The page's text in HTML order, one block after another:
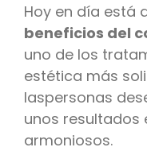
Hoy en día está
beneficios del
uno de los
estética más
laspersonas
unos resultados
armoniosos.